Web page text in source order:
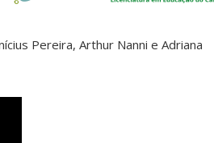
Pereira, Arthur Nanni e Adriana